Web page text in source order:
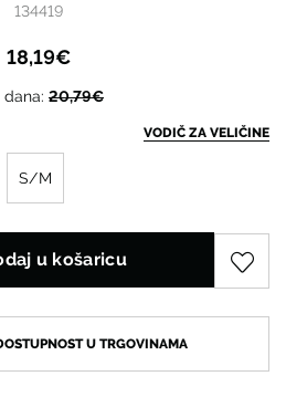
134419
18,19€
20,79€
VODIČ ZA VELIČINE
S/M
u košaricu
U TRGOVINAMA